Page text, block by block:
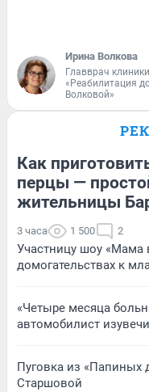
Ирина Волкова
Главврач клиники
«Реабилитация
Волковой»
Как
перцы —
жительницы
3 часа 1 500 2
Участницу шоу «Мама
домогательствах к
«Четыре месяца
автомобилист
Пуговка из «Папиных
Старшовой